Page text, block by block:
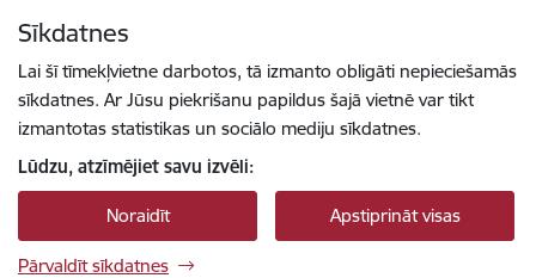
Sīkdatnes
Lai šī tīmekļvietne darbotos, tā izmanto obligāti nepieciešamās
sīkdatnes. Ar Jūsu piekrišanu papildus šajā vietnē var tikt
izmantotas statistikas un sociālo mediju sīkdatnes.
Lūdzu, atzīmējiet savu izvēli:
Noraidīt Apstiprināt visas
Pārvaldīt sīkdatnes